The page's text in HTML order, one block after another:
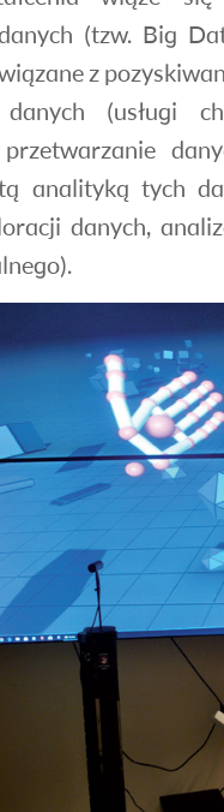
(tzw. Big
z
danych (usługi
przetwarzanie
analityką tych
danych,